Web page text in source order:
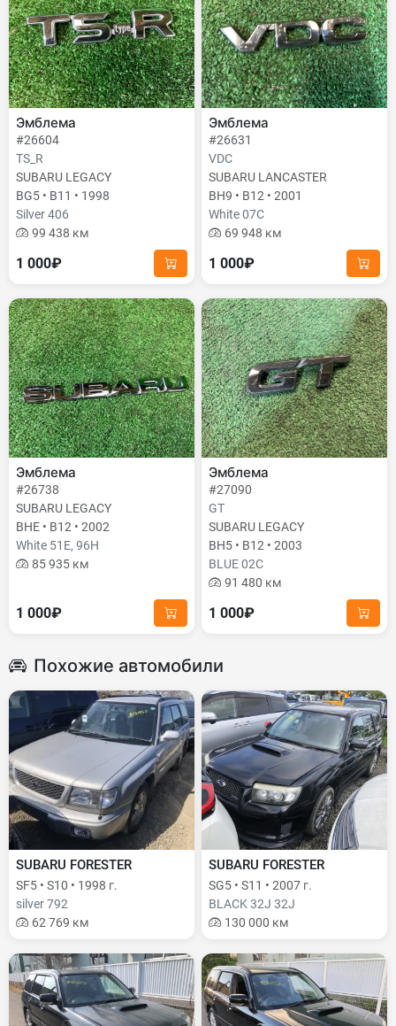
Эмблема
#26604
TS_R
SUBARU LEGACY
BG5 • B11 • 1998
Silver 406
99 438 км
1 000₽
Эмблема
#26631
VDC
SUBARU LANCASTER
BH9 • B12 • 2001
White 07C
69 948 км
1 000₽
Эмблема
#26738
SUBARU LEGACY
BHE • B12 • 2002
White 51E, 96H
85 935 км
1 000₽
Эмблема
#27090
GT
SUBARU LEGACY
BH5 • B12 • 2003
BLUE 02C
91 480 км
1 000₽
Похожие автомобили
SUBARU FORESTER
SF5 • S10 • 1998 г.
silver 792
62 769 км
SUBARU FORESTER
SG5 • S11 • 2007 г.
BLACK 32J 32J
130 000 км